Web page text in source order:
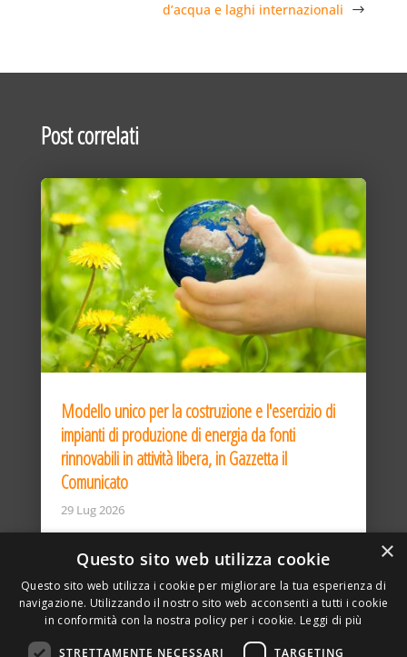
d’acqua e laghi internazionali
Post correlati
Modello unico per la costruzione e l'esercizio di
impianti di produzione di energia da fonti
rinnovabili in attività libera, in Gazzetta il
Comunicato
29 Lug 2026
×
Questo sito web utilizza cookie
Questo sito web utilizza i cookie per migliorare la tua esperienza di
navigazione. Utilizzando il nostro sito web acconsenti a tutti i cookie
in conformità con la nostra policy per i cookie. Leggi di più
STRETTAMENTE NECESSARI TARGETING